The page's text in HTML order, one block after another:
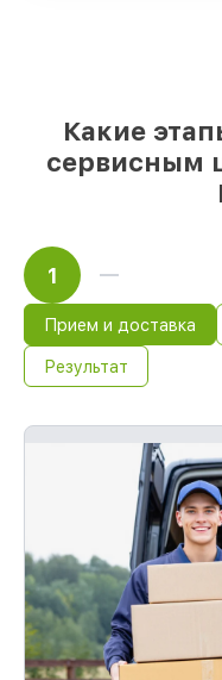
Какие
сервисным
1
Прием и доставка
Результат